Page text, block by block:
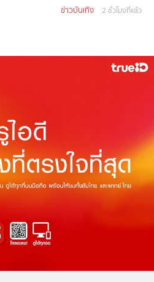
ข่าวบันเทิง 2 ชั่วโมงที่แล้ว